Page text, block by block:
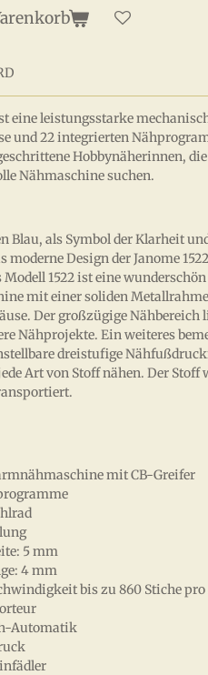
eine leistungsstarke
und 22 integrierten
Hobbynäherinnen,
Nähmaschine suchen.
Blau, als Symbol der Klarheit
moderne Design der Janome
1522 ist eine
mit einer soliden
Der großzügige Nähbereich
Nähprojekte. Ein weiteres
dreistufige
Art von Stoff nähen. Der
mit CB-Greifer
5 mm
4 mm
bis zu 860 Stiche
Automatik